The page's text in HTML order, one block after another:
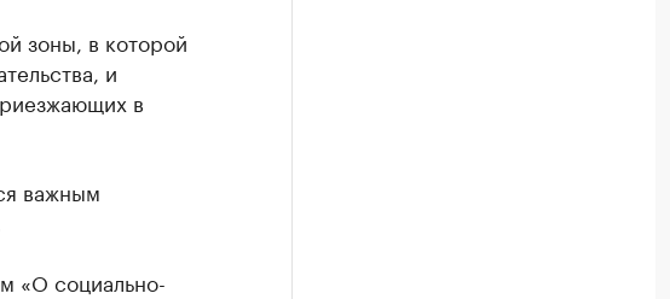
зоны, в которой
и
в
важным
«О социально-